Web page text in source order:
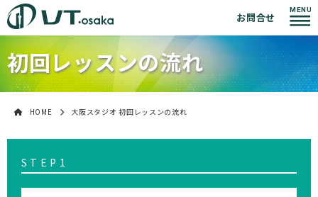
お問合せ
初回レッスンの流れ
HOME 大阪スタジオ 初回レッスンの流れ
STEP1